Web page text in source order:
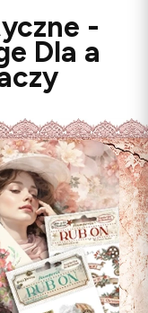
-
Dla a